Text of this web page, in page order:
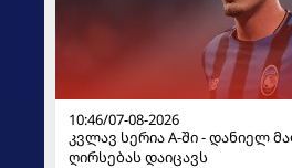
10:46/07-08-2026
კვლავ სერია A-ში - დანიელ
ღირსებას დაიცავს